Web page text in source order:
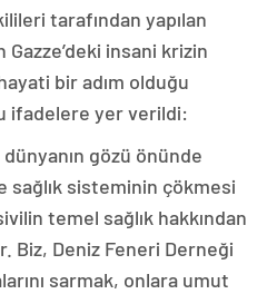
tarafından yapılan
insani krizin
bir adım olduğu
ifadelere yer verildi:
dünyanın gözü önünde
sağlık sisteminin çökmesi
temel sağlık hakkından
Biz, Deniz Feneri Derneği
sarmak, onlara umut